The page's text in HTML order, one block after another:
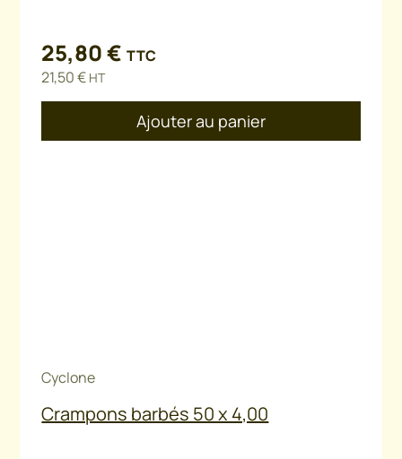
25,80€ TTC
21,50€ HT
Ajouter au panier
Cyclone
Crampons barbés 50 x 4,00